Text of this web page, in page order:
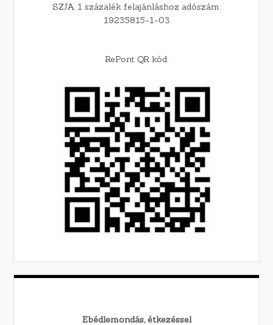
SZJA 1 százalék felajánláshoz adószám:
19235815-1-03
RePont QR kód:
Ebédlemondás, étkezéssel